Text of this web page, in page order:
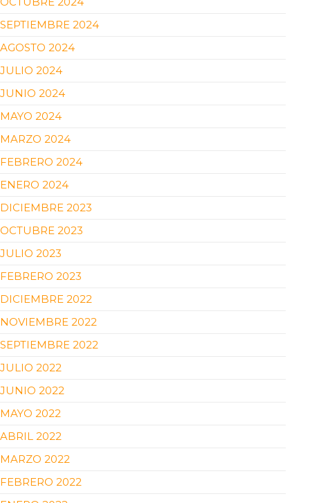
SEPTIEMBRE 2024
AGOSTO 2024
JULIO 2024
JUNIO 2024
MAYO 2024
MARZO 2024
FEBRERO 2024
ENERO 2024
DICIEMBRE 2023
OCTUBRE 2023
JULIO 2023
FEBRERO 2023
DICIEMBRE 2022
NOVIEMBRE 2022
SEPTIEMBRE 2022
JULIO 2022
JUNIO 2022
MAYO 2022
ABRIL 2022
MARZO 2022
FEBRERO 2022